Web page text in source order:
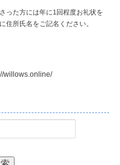
った方には年に1回程度お礼状を
住所氏名をご記名ください。
willows.online/